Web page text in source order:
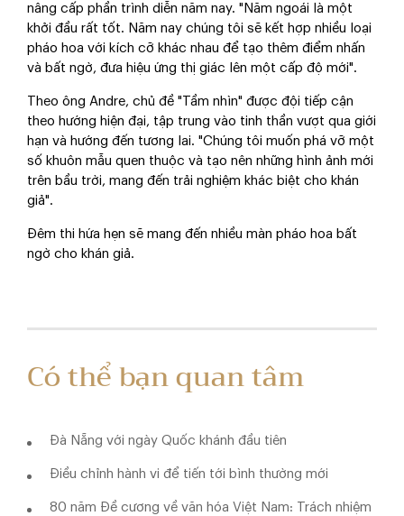
nâng cấp phần trình diễn năm nay. "Năm ngoái là một
khởi đầu rất tốt. Năm nay chúng tôi sẽ kết hợp nhiều loại
pháo hoa với kích cỡ khác nhau để tạo thêm điểm nhấn
và bất ngờ, đưa hiệu ứng thị giác lên một cấp độ mới".
Theo ông Andre, chủ đề "Tầm nhìn" được đội tiếp cận
theo hướng hiện đại, tập trung vào tinh thần vượt qua giới
hạn và hướng đến tương lai. "Chúng tôi muốn phá vỡ một
số khuôn mẫu quen thuộc và tạo nên những hình ảnh mới
trên bầu trời, mang đến trải nghiệm khác biệt cho khán
giả".
Đêm thi hứa hẹn sẽ mang đến nhiều màn pháo hoa bất
ngờ cho khán giả.
Có thể bạn quan tâm
Đà Nẵng với ngày Quốc khánh đầu tiên
Điều chỉnh hành vi để tiến tới bình thường mới
80 năm Đề cương về văn hóa Việt Nam: Trách nhiệm